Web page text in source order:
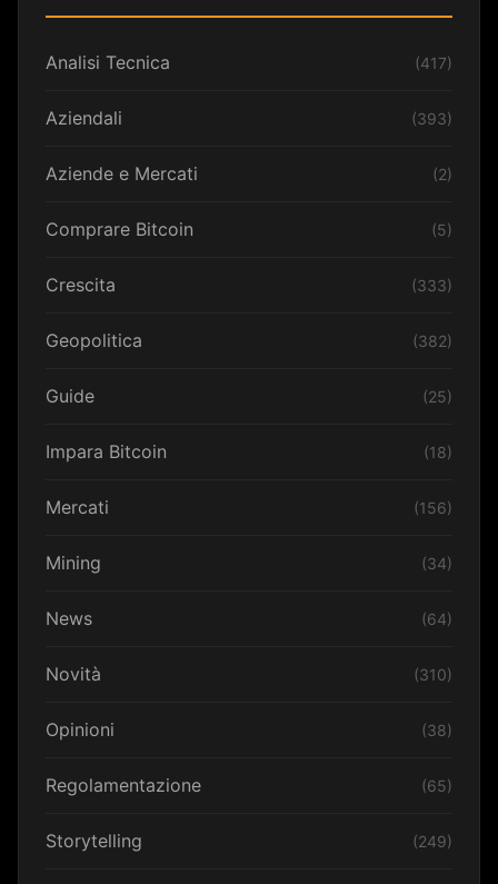
Analisi Tecnica (417)
Aziendali (393)
Aziende e Mercati (2)
Comprare Bitcoin (5)
Crescita (333)
Geopolitica (382)
Guide (25)
Impara Bitcoin (18)
Mercati (156)
Mining (34)
News (64)
Novità (310)
Opinioni (38)
Regolamentazione (65)
Storytelling (249)